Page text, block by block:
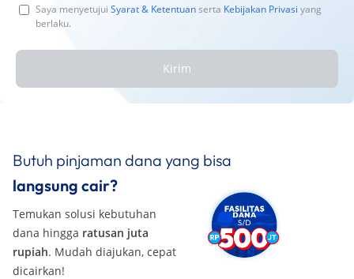
Saya menyetujui Syarat & Ketentuanserta Kebijakan Privasi yang
berlaku.
Kirim
Butuh pinjaman dana yang bisa
langsung cair?
Temukan solusi kebutuhan
dana hingga ratusan juta
rupiah. Mudah diajukan, cepat
dicairkan!